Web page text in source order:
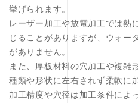
挙げられます。
レーザー加工や放電加工では熱
じることがありますが、ウォー
がありません。
また、厚板材料の穴加工や複雑
種類や形状に左右されず柔軟に
加工精度や穴径は加工条件によ